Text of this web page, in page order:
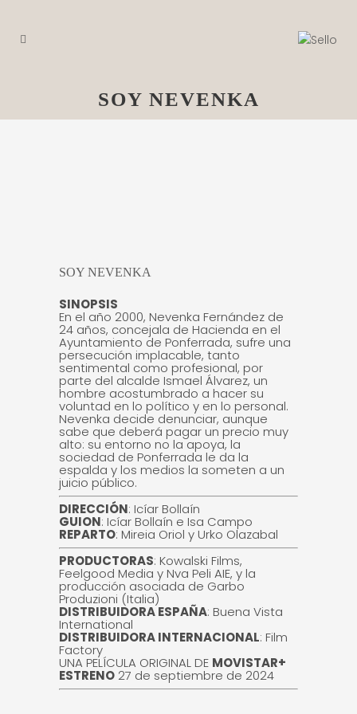
SOY NEVENKA
SOY NEVENKA
SINOPSIS
En el año 2000, Nevenka Fernández de
24 años, concejala de Hacienda en el
Ayuntamiento de Ponferrada, sufre una
persecución implacable, tanto
sentimental como profesional, por
parte del alcalde Ismael Álvarez, un
hombre acostumbrado a hacer su
voluntad en lo político y en lo personal.
Nevenka decide denunciar, aunque
sabe que deberá pagar un precio muy
alto: su entorno no la apoya, la
sociedad de Ponferrada le da la
espalda y los medios la someten a un
juicio público.
DIRECCIÓN: Icíar Bollaín
GUION: Icíar Bollaín e Isa Campo
REPARTO: Mireia Oriol y Urko Olazabal
PRODUCTORAS: Kowalski Films,
Feelgood Media y Nva Peli AIE, y la
producción asociada de Garbo
Produzioni (Italia)
DISTRIBUIDORA ESPAÑA: Buena Vista
International
DISTRIBUIDORA INTERNACIONAL: Film
Factory
UNA PELÍCULA ORIGINAL DE MOVISTAR+
ESTRENO 27 de septiembre de 2024